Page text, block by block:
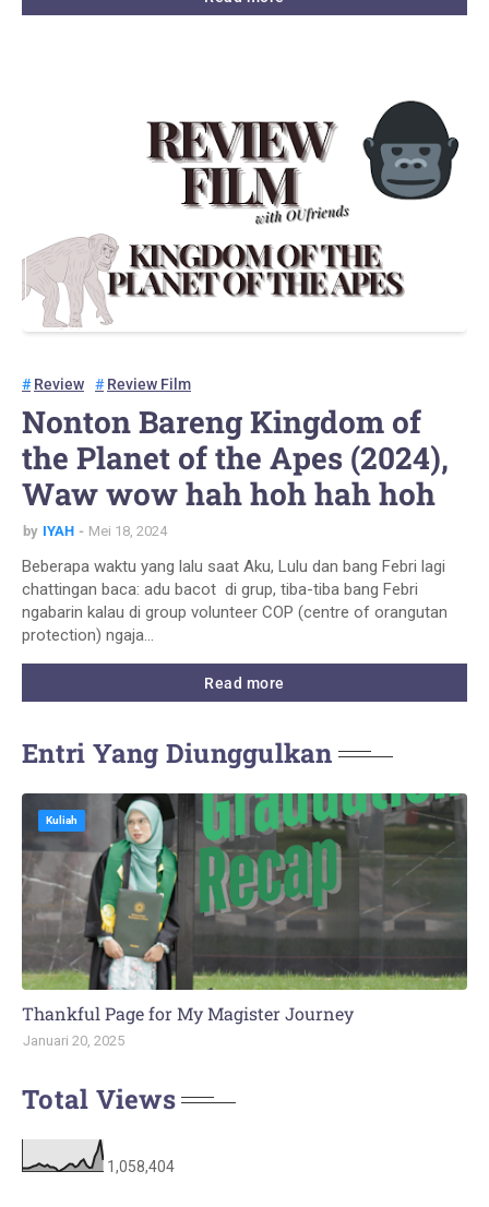
Review Review Film
Nonton Bareng Kingdom of
the Planet of the Apes (2024),
Waw wow hah hoh hah hoh
by IYAH Mei 18, 2024
Beberapa waktu yang lalu saat Aku, Lulu dan bang Febri lagi
chattingan baca: adu bacot di grup, tiba-tiba bang Febri
ngabarin kalau di group volunteer COP (centre of orangutan
protection) ngaja…
Read more
Entri Yang Diunggulkan
Kuliah
Thankful Page for My Magister Journey
Januari 20, 2025
Total Views
1,058,404